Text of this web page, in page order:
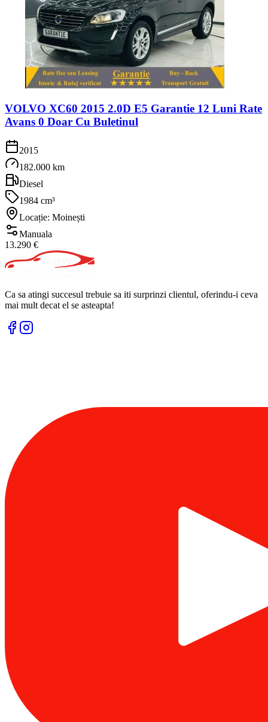
VOLVO XC60 2015 2.0D E5 Garantie 12 Luni Rate
Avans 0 Doar Cu Buletinul
2015
182.000 km
Diesel
1984 cm³
Locație: Moinești
Manuala
13.290 €
Ca sa atingi succesul trebuie sa iti surprinzi clientul, oferindu-i ceva
mai mult decat el se asteapta!